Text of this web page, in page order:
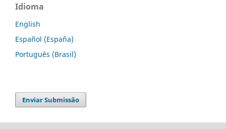
Idioma
English
Español (España)
Português (Brasil)
Enviar Submissão